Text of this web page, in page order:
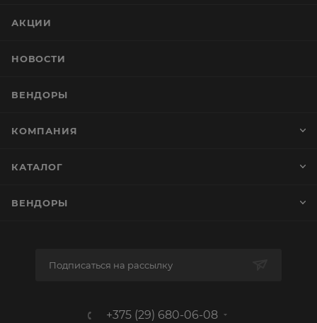
АКЦИИ
НОВОСТИ
ВЕНДОРЫ
КОМПАНИЯ
КАТАЛОГ
ВЕНДОРЫ
Подписаться на рассылку
+375 (29) 680-06-08